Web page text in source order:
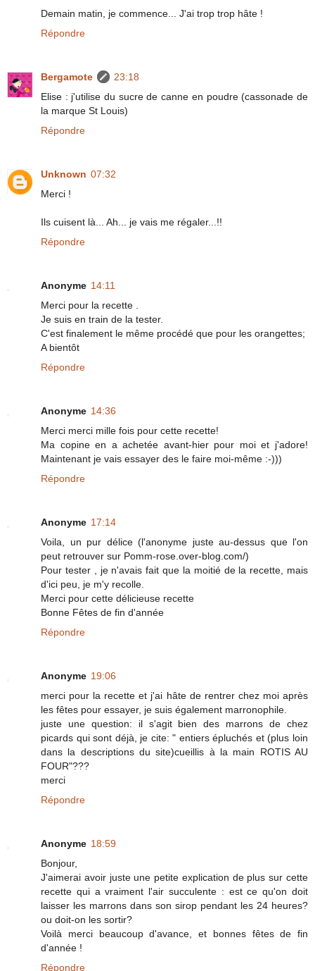
Demain matin, je commence... J'ai trop trop hâte !
Répondre
Bergamote
23:18
Elise : j'utilise du sucre de canne en poudre (cassonade de
la marque St Louis)
Répondre
Unknown 07:32
Merci !
Ils cuisent là... Ah... je vais me régaler...!!
Répondre
Anonyme 14:11
Merci pour la recette .
Je suis en train de la tester.
C'est finalement le même procédé que pour les orangettes;
A bientôt
Répondre
Anonyme 14:36
Merci merci mille fois pour cette recette!
Ma copine en a achetée avant-hier pour moi et j'adore!
Maintenant je vais essayer des le faire moi-même :-)))
Répondre
Anonyme 17:14
Voila, un pur délice (l'anonyme juste au-dessus que l'on
peut retrouver sur Pomm-rose.over-blog.com/)
Pour tester , je n'avais fait que la moitié de la recette, mais
d'ici peu, je m'y recolle.
Merci pour cette délicieuse recette
Bonne Fêtes de fin d'année
Répondre
Anonyme 19:06
merci pour la recette et j'ai hâte de rentrer chez moi après
les fêtes pour essayer, je suis également marronophile.
juste une question: il s'agit bien des marrons de chez
picards qui sont déjà, je cite: " entiers épluchés et (plus loin
dans la descriptions du site)cueillis à la main ROTIS AU
FOUR"???
merci
Répondre
Anonyme 18:59
Bonjour,
J'aimerai avoir juste une petite explication de plus sur cette
recette qui a vraiment l'air succulente : est ce qu'on doit
laisser les marrons dans son sirop pendant les 24 heures?
ou doit-on les sortir?
Voilà merci beaucoup d'avance, et bonnes fêtes de fin
d'année !
Répondre